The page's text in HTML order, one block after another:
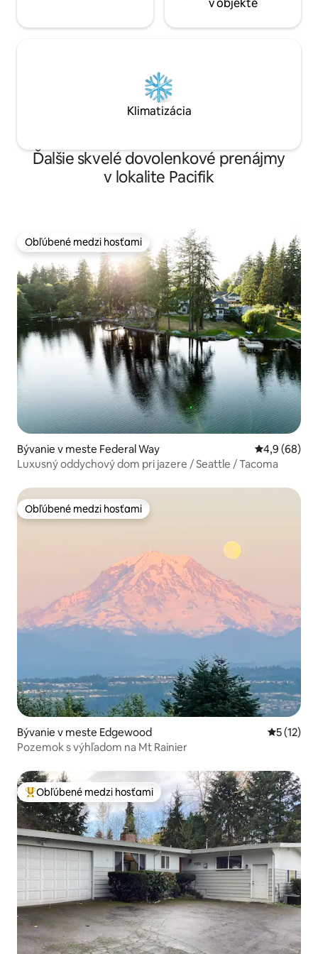
v objekte
Klimatizácia
Ďalšie skvelé dovolenkové prenájmy
v lokalite Pacifik
Obľúbené medzi hosťami
Obľúbené medzi hosťami
Bývanie v meste Federal Way Priemerné
4,9 (68)
Luxusný oddychový dom pri jazere / Seattle / Tacoma
Obľúbené medzi hosťami
Obľúbené medzi hosťami
Bývanie v meste Edgewood
5 (12)
Pozemok s výhľadom na Mt Rainier
Najobľúbenejšie medzi hosťami
Obľúbené medzi hosťami